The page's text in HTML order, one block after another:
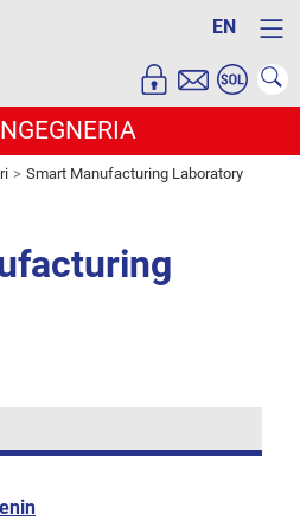
EN
Smart Manufacturing Laboratory